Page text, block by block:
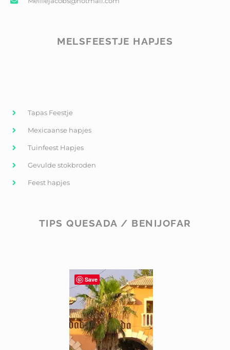
MELSFEESTJE HAPJES
Tapas Feestje
Mexicaanse hapjes
Tuinfeest Hapjes
Gevulde stokbroden
Feest hapjes
TIPS QUESADA / BENIJOFAR
Save